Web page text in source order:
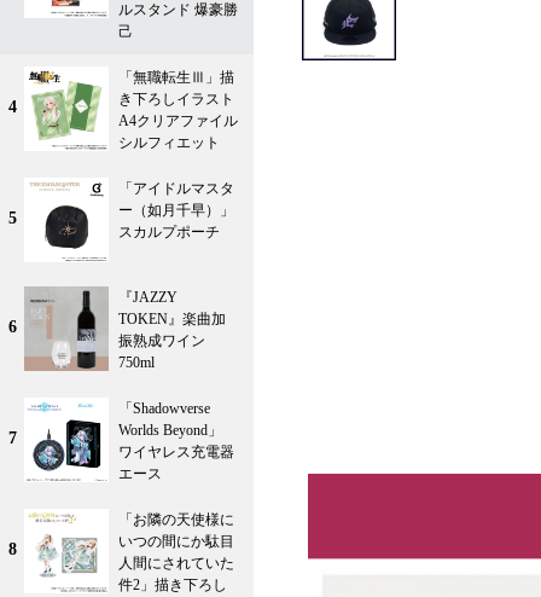
ルスタンド 爆豪勝
己
4
「無職転生Ⅲ」描
き下ろしイラスト
A4クリアファイル
シルフィエット
5
「アイドルマスタ
ー（如月千早）」
スカルプポーチ
6
『JAZZY
TOKEN』楽曲加
振熟成ワイン
750ml
7
「Shadowverse
Worlds Beyond」
ワイヤレス充電器
エース
8
「お隣の天使様に
いつの間にか駄目
人間にされていた
件2」描き下ろし